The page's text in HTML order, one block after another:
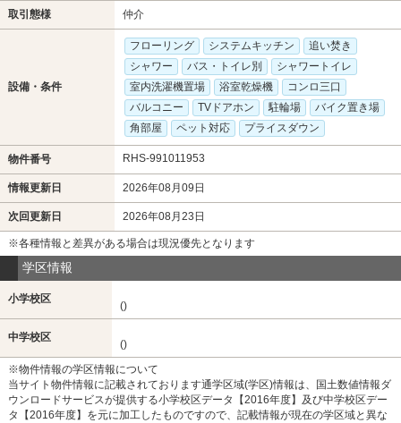
取引態様 仲介
設備・条件
フローリング システムキッチン
追い焚き
シャワー
バス・トイレ別
シャワートイレ
室内洗濯機置場
浴室乾燥機
コンロ三口
バルコニー
TVドアホン 駐輪場
バイク置き場
角部屋
ペット対応 プライスダウン
物件番号 RHS-991011953
情報更新日 2026年08月09日
次回更新日 2026年08月23日
※各種情報と差異がある場合は現況優先となります
学区情報
小学校区
()
中学校区
()
※物件情報の学区情報について
当サイト物件情報に記載されております通学区域(学区)情報は、国土数値情報ダ
ウンロードサービスが提供する小学校区データ【2016年度】及び中学校区デー
タ【2016年度】を元に加工したものですので、記載情報が現在の学区域と異な